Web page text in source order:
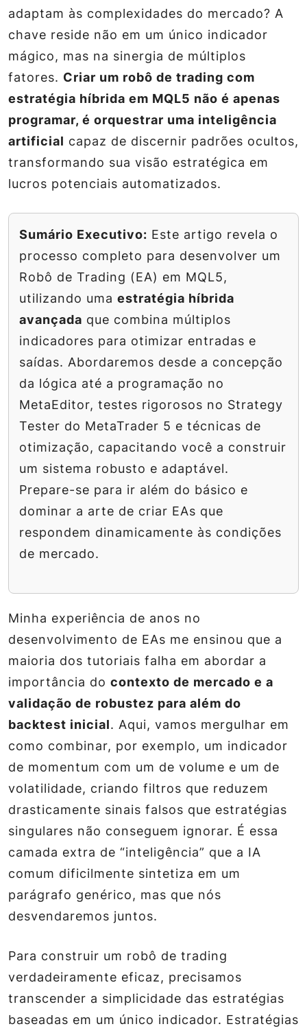
adaptam às complexidades do mercado? A
chave reside não em um único indicador
mágico, mas na sinergia de múltiplos
fatores. Criar um robô de trading com
estratégia híbrida em MQL5 não é apenas
programar, é orquestrar uma inteligência
artificial capaz de discernir padrões ocultos,
transformando sua visão estratégica em
lucros potenciais automatizados.
Sumário Executivo: Este artigo revela o
processo completo para desenvolver um
Robô de Trading (EA) em MQL5,
utilizando uma estratégia híbrida
avançada que combina múltiplos
indicadores para otimizar entradas e
saídas. Abordaremos desde a concepção
da lógica até a programação no
MetaEditor, testes rigorosos no Strategy
Tester do MetaTrader 5 e técnicas de
otimização, capacitando você a construir
um sistema robusto e adaptável.
Prepare-se para ir além do básico e
dominar a arte de criar EAs que
respondem dinamicamente às condições
de mercado.
Minha experiência de anos no
desenvolvimento de EAs me ensinou que a
maioria dos tutoriais falha em abordar a
importância do contexto de mercado e a
validação de robustez para além do
backtest inicial. Aqui, vamos mergulhar em
como combinar, por exemplo, um indicador
de momentum com um de volume e um de
volatilidade, criando filtros que reduzem
drasticamente sinais falsos que estratégias
singulares não conseguem ignorar. É essa
camada extra de “inteligência” que a IA
comum dificilmente sintetiza em um
parágrafo genérico, mas que nós
desvendaremos juntos.
Para construir um robô de trading
verdadeiramente eficaz, precisamos
transcender a simplicidade das estratégias
baseadas em um único indicador. Estratégias